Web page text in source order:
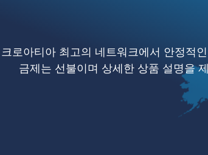
크로아티아 최고의 네트워크에서 안정적
금제는 선불이며 상세한 상품 설명을